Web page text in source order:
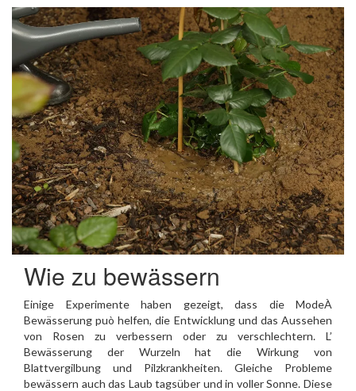
Wie zu bewässern
Einige Experimente haben gezeigt, dass die ModeÀ
Bewässerung può helfen, die Entwicklung und das Aussehen
von Rosen zu verbessern oder zu verschlechtern. L’
Bewässerung der Wurzeln hat die Wirkung von
Blattvergilbung und Pilzkrankheiten. Gleiche Probleme
bewässern auch das Laub tagsüber und in voller Sonne. Diese